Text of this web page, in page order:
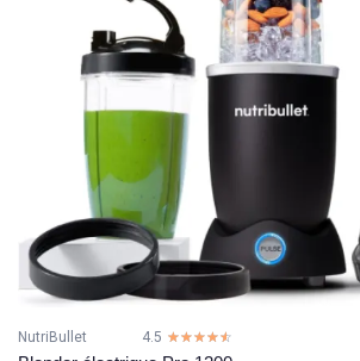
NutriBullet 4.5 ☆☆☆☆☆
★★★★★